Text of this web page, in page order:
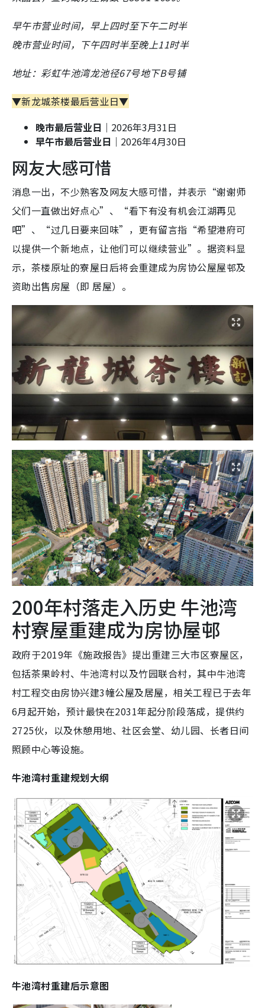
早午市营业时间，早上四时至下午二时半
晚市营业时间，下午四时半至晚上11时半
地址：彩虹牛池湾龙池径67号地下B号铺
▼新龙城茶楼最后营业日▼
晚市最后营业日｜ 2026年3月31日
早午市最后营业日｜ 2026年4月30日
网友大感可惜
消息一出，不少熟客及网友大感可惜，并表示“谢谢师
父们一直做出好点心”、“看下有没有机会江湖再见
吧”、“过几日要来回味”，更有留言指“希望港府可
以提供一个新地点，让他们可以继续营业”。据资料显
示，茶楼原址的寮屋日后将会重建成为房协公屋屋邨及
资助出售房屋（即 居屋）。
200年村落走入历史 牛池湾
村寮屋重建成为房协屋邨
政府于2019年《施政报告》提出重建三大市区寮屋区，
包括茶果岭村、牛池湾村以及竹园联合村，其中牛池湾
村工程交由房协兴建3幢公屋及居屋，相关工程已于去年
6月起开始，预计最快在2031年起分阶段落成，提供约
2725伙，以及休憩用地、社区会堂、幼儿园、长者日间
照顾中心等设施。
牛池湾村重建规划大纲
牛池湾村重建后示意图